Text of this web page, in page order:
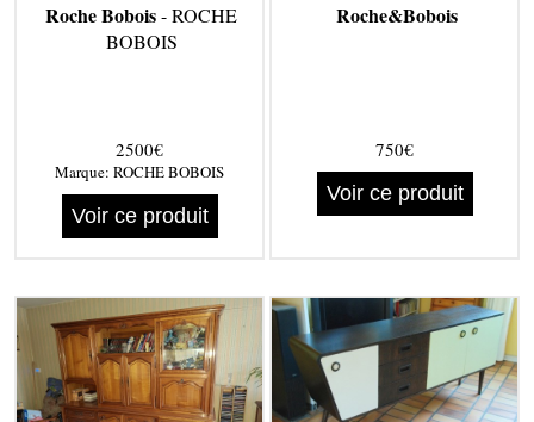
Roche Bobois- ROCHE
BOBOIS
2500€
Marque: ROCHE BOBOIS
Voir ce produit
Roche&Bobois
750€
Voir ce produit